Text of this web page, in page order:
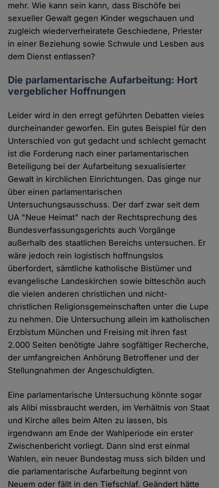
mehr. Wie kann sein kann, dass Bischöfe bei
sexueller Gewalt gegen Kinder wegschauen und
zugleich wiederverheiratete Geschiedene, Priester
in einer Beziehung sowie Schwule und Lesben aus
dem Dienst entlassen?
Die parlamentarische Aufarbeitung: Hort
vergeblicher Hoffnungen
Leider wird in den erregt geführten Debatten vieles
durcheinander geworfen. Ein gutes Beispiel für den
Unterschied von gut gedacht und schlecht gemacht
ist die Forderung nach einer parlamentarischen
Beteiligung bei der Aufarbeitung sexualisierter
Gewalt in kirchlichen Einrichtungen. Das ginge nur
über einen parlamentarischen
Untersuchungsausschuss. Der darf zwar seit dem
UA "Neue Heimat" nach der Rechtsprechung des
Bundesverfassungsgerichts auch Vorgänge
außerhalb des staatlichen Bereichs untersuchen. Er
wäre jedoch rein logistisch hoffnungslos
überfordert, sämtliche katholische Bistümer und
evangelische Landeskirchen sowie bitteschön auch
die vielen anderen christlichen und nicht-
christlichen Religionsgemeinschaften unter die Lupe
zu nehmen. Die Untersuchung allein im katholischen
Erzbistum München und Freising mit ihren fast
2.000 Seiten benötigte Jahre sogfältiger Recherche,
der umfangreichen Anhörung Betroffener und der
Stellungnahmen der Angeschuldigten.
Eine parlamentarische Untersuchung könnte sogar
als Alibi missbraucht werden, im Verhältnis von Staat
und Kirche alles beim Alten zu lassen, bis
irgendwann am Ende der Wahlperiode ein erster
Zwischenbericht vorliegt. Dann sind erst einmal
Wahlen, ein neuer Bundestag muss sich bilden und
die parlamentarische Aufarbeitung beginnt von
Neuem oder fällt in den Tiefschlaf. Geändert hätte